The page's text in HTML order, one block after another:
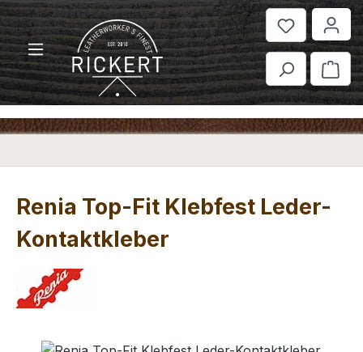
Zum Hauptinhalt springen
Renia Top-Fit Klebfest Leder-
Kontaktkleber